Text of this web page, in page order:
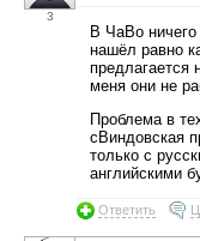
3
В ЧаВо ничего
нашёл равно
предлагается
меня они не
Проблема в
сВиндовская
только с
английскими
Ответить